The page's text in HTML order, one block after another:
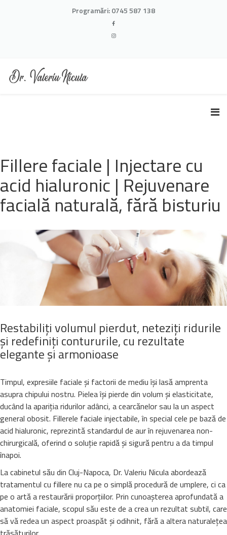
Programări:0745 587 138
Fillere faciale | Injectare cu
acid hialuronic | Rejuvenare
facială naturală, fără bisturiu
Restabiliți volumul pierdut, neteziți ridurile
și redefiniți contururile, cu rezultate
elegante și armonioase
Timpul, expresiile faciale și factorii de mediu își lasă amprenta
asupra chipului nostru. Pielea își pierde din volum și elasticitate,
ducând la apariția ridurilor adânci, a cearcănelor sau la un aspect
general obosit. Fillerele faciale injectabile, în special cele pe bază de
acid hialuronic, reprezintă standardul de aur în rejuvenarea non-
chirurgicală, oferind o soluție rapidă și sigură pentru a da timpul
înapoi.
La cabinetul său din Cluj-Napoca, Dr. Valeriu Nicula abordează
tratamentul cu fillere nu ca pe o simplă procedură de umplere, ci ca
pe o artă a restaurării proporțiilor. Prin cunoașterea aprofundată a
anatomiei faciale, scopul său este de a crea un rezultat subtil, care
să vă redea un aspect proaspăt și odihnit, fără a altera naturalețea